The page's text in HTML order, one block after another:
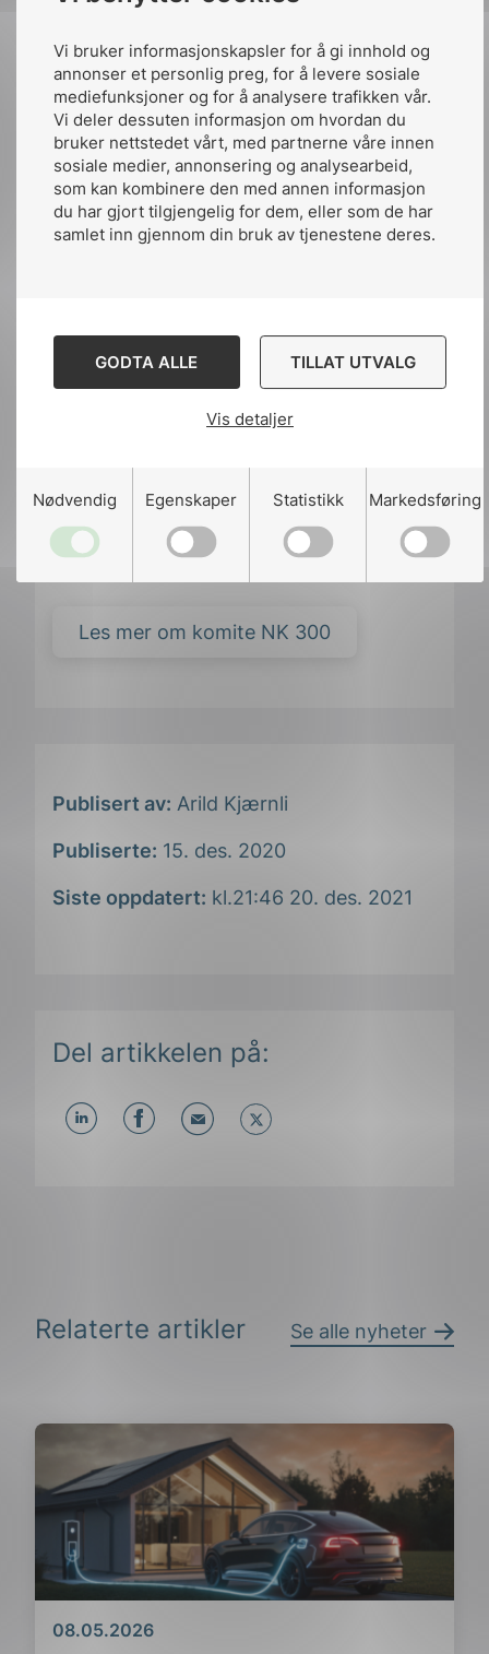
Vi bruker informasjonskapsler for å gi innhold og
annonser et personlig preg, for å levere sosiale
mediefunksjoner og for å analysere trafikken vår.
Vi deler dessuten informasjon om hvordan du
bruker nettstedet vårt, med partnerne våre innen
sosiale medier, annonsering og analysearbeid,
som kan kombinere den med annen informasjon
du har gjort tilgjengelig for dem, eller som de har
samlet inn gjennom din bruk av tjenestene deres.
GODTA ALLE TILLAT UTVALG
Vis detaljer
Nødvendig Egenskaper Statistikk Markedsføring
Fagansvarlig samferdsel
Gunnar Gjesdal
Les mer om komite NK 300
Publisert av: Arild Kjærnli
Publiserte: 15. des. 2020
Siste oppdatert: kl.21:46 20. des. 2021
Del artikkelen på:
Relaterte artikler Se alle nyheter
Dato
08.05.2026